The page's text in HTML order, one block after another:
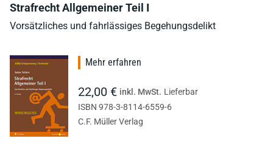
Strafrecht Allgemeiner Teil I
Vorsätzliches und fahrlässiges Begehungsdelikt
Mehr erfahren
22,00 € inkl. MwSt. Lieferbar
ISBN 978-3-8114-6559-6
C.F. Müller Verlag